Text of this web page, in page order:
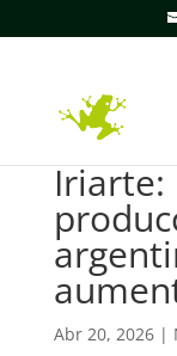
Iriarte:
Abr 20, 2026|